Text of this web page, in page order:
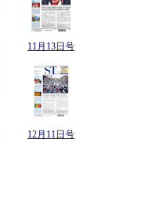
11月13日号
12月11日号